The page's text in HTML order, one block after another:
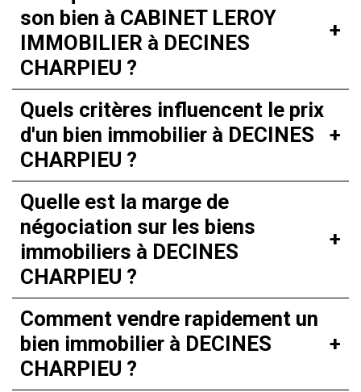
son bien à CABINET LEROY
IMMOBILIER à DECINES
CHARPIEU ?
Quels critères influencent le prix
d'un bien immobilier à DECINES
CHARPIEU ?
Quelle est la marge de
négociation sur les biens
immobiliers à DECINES
CHARPIEU ?
Comment vendre rapidement un
bien immobilier à DECINES
CHARPIEU ?